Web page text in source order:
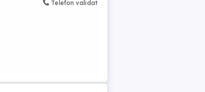
Telefon validat